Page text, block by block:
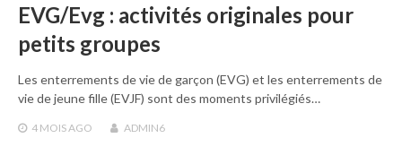
EVG/Evg : activités originales pour
petits groupes
Les enterrements de vie de garçon (EVG) et les enterrements de
vie de jeune fille (EVJF) sont des moments privilégiés…
4 MOIS AGO ADMIN6